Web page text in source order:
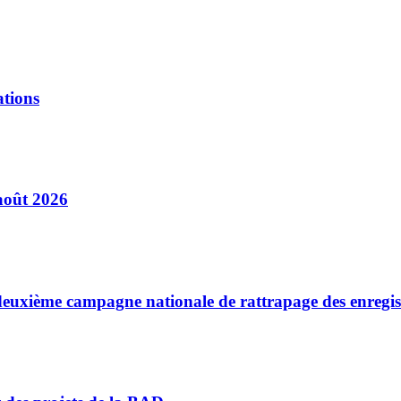
2026
campagne nationale de rattrapage des